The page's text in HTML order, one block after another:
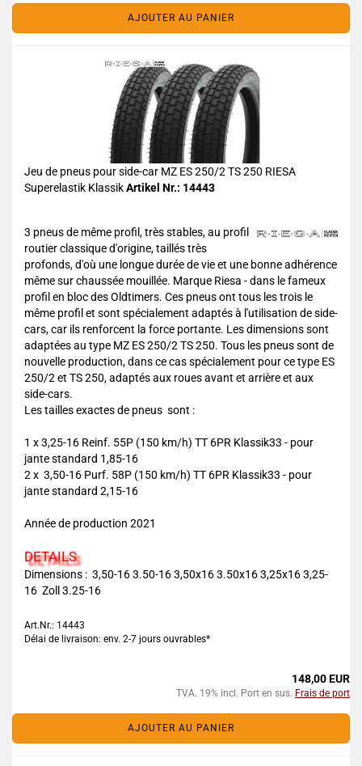
AJOUTER AU PANIER
Jeu de pneus pour side-car MZ ES 250/2 TS 250 RIESA
Superelastik KlassikArtikel Nr.: 14443
3 pneus de même profil, très stables, au profil
routier classique d'origine, taillés très
profonds, d'où une longue durée de vie et une bonne adhérence
même sur chaussée mouillée. Marque Riesa - dans le fameux
profil en bloc des Oldtimers. Ces pneus ont tous les trois le
même profil et sont spécialement adaptés à l'utilisation de side-
cars, car ils renforcent la force portante. Les dimensions sont
adaptées au type MZ ES 250/2 TS 250. Tous les pneus sont de
nouvelle production, dans ce cas spécialement pour ce type ES
250/2 et TS 250, adaptés aux roues avant et arrière et aux
side-cars.
Les tailles exactes de pneus sont :
1 x 3,25-16 Reinf. 55P (150 km/h) TT 6PR Klassik33 - pour
jante standard 1,85-16
2 x 3,50-16 Purf. 58P (150 km/h) TT 6PR Klassik33 - pour
jante standard 2,15-16
Année de production 2021
DETAILS
Dimensions : 3,50-16 3.50-16 3,50x16 3.50x16 3,25x16 3,25-
16 Zoll 3.25-16
Art.Nr.: 14443
Délai de livraison: env. 2-7 jours ouvrables*
148,00 EUR
TVA. 19% incl. Port en sus. Frais de port
AJOUTER AU PANIER